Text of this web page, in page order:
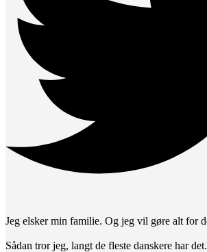
Jeg elsker min familie. Og jeg vil gøre alt for
Sådan tror jeg, langt de fleste danskere har det.